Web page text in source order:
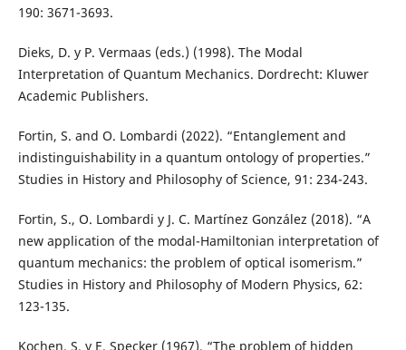
190: 3671-3693.
Dieks, D. y P. Vermaas (eds.) (1998). The Modal
Interpretation of Quantum Mechanics. Dordrecht: Kluwer
Academic Publishers.
Fortin, S. and O. Lombardi (2022). “Entanglement and
indistinguishability in a quantum ontology of properties.”
Studies in History and Philosophy of Science, 91: 234-243.
Fortin, S., O. Lombardi y J. C. Martínez González (2018). “A
new application of the modal-Hamiltonian interpretation of
quantum mechanics: the problem of optical isomerism.”
Studies in History and Philosophy of Modern Physics, 62:
123-135.
Kochen, S. y E. Specker (1967). “The problem of hidden